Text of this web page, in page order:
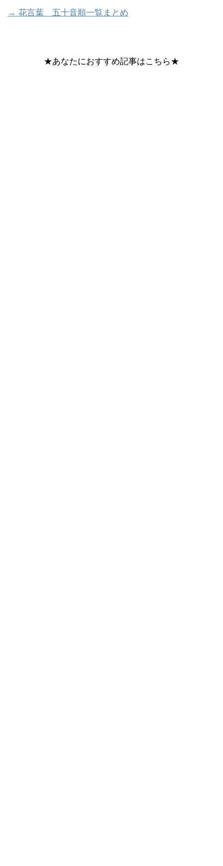
→ 花言葉 五十音順一覧まとめ
★あなたにおすすめ記事はこちら★